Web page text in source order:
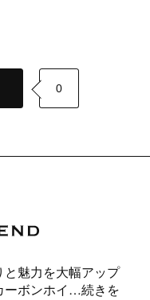
0
と魅力を大幅アップ
ーボンホイ …続きを